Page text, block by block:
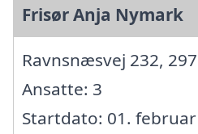
Frisør Anja Nymark
Ravnsnæsvej 232,
Ansatte: 3
Startdato: 01. februar